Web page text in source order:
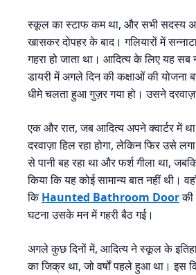
स्कूल का स्टाफ कम था, और सभी सदस्य
खासकर दोपहर के बाद। गलियारों में
गहरा हो जाता था। आदित्य के लिए यह
डायरी में अगले दिन की कक्षाओं की
धीमे चलता हुआ गुज़र गया हो। उसने
एक और रात, जब आदित्य अपने क्वार्टर में
दरवाज़ा हिल रहा होगा, लेकिन फिर उसे
से पानी बह रहा था और फर्श गीला था,
किया कि यह कोई सामान्य बात नहीं थी।
किHaunted Bathroom Doorकी
घटना उसके मन में गहरी बैठ गई।
अगले कुछ दिनों में, आदित्य ने स्कूल के
का जिक्र था, जो वर्षों पहले हुआ था। इस